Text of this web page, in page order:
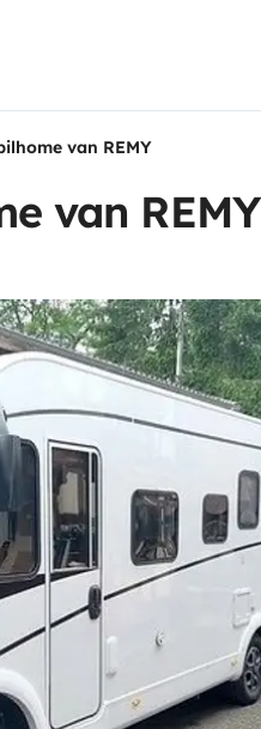
van REMY
van REMY